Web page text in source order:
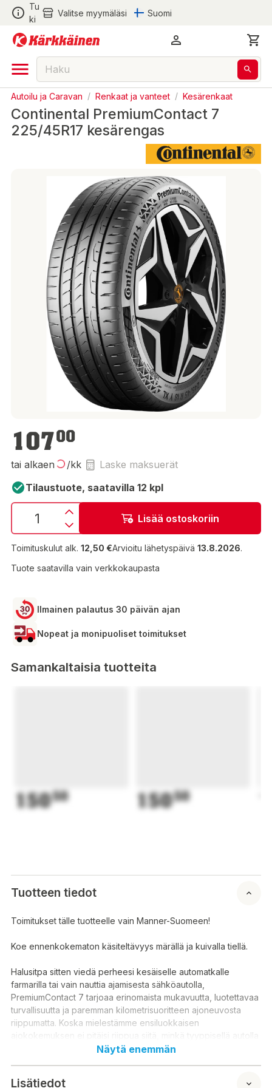
Tu
ki
Valitse myymäläsi Suomi
Autoilu ja Caravan / Renkaat ja vanteet / Kesärenkaat
Continental PremiumContact 7
225/45R17 kesärengas
107,00 €
10700
tai alkaen /kk
Laske maksuerät
Tilaustuote, saatavilla 12 kpl
Lisää ostoskoriin
Toimituskulut alk. 12,50 €Arvioitu lähetyspäivä 13.8.2026.
Tuote saatavilla vain verkkokaupasta
Ilmainen palautus 30 päivän ajan
Nopeat ja monipuoliset toimitukset
Samankaltaisia tuotteita
15050 15050
Tuotteen tiedot
Toimitukset tälle tuotteelle vain Manner-Suomeen!
Koe ennenkokematon käsiteltävyys märällä ja kuivalla tiellä.
Halusitpa sitten viedä perheesi kesäiselle automatkalle
farmarilla tai vain nauttia ajamisesta sähköautolla,
PremiumContact 7 tarjoaa erinomaista mukavuutta, luotettavaa
turvallisuutta ja paremman kilometrisuoritteen ajoneuvosta
riippumatta. Koska mielestämme ensiluokkaisen
ajokokemuksen ei pitäisi riippua siitä, minkä tyyppisellä autolla
Näytä enemmän
Lisätiedot